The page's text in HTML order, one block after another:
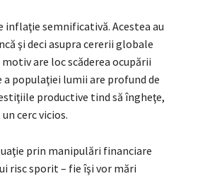
inflaţie semnificativă. Acestea au
şi deci asupra cererii globale
are loc scăderea ocupării
populaţiei lumii are profund de
productive tind să îngheţe,
cerc vicios.
prin manipulări financiare
risc sporit – fie îşi vor mări